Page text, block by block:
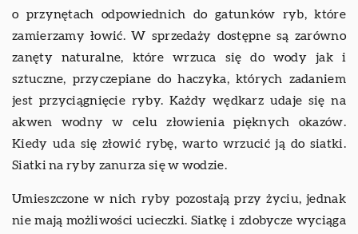
o przynętach odpowiednich do gatunków ryb, które
zamierzamy łowić. W sprzedaży dostępne są zarówno
zanęty naturalne, które wrzuca się do wody jak i
sztuczne, przyczepiane do haczyka, których zadaniem
jest przyciągnięcie ryby. Każdy wędkarz udaje się na
akwen wodny w celu złowienia pięknych okazów.
Kiedy uda się złowić rybę, warto wrzucić ją do siatki.
Siatki na ryby zanurza się w wodzie.
Umieszczone w nich ryby pozostają przy życiu, jednak
nie mają możliwości ucieczki. Siatkę i zdobycze wyciąga